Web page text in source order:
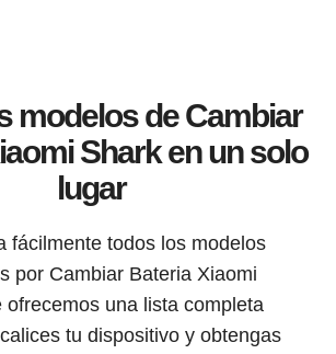
modelos de Cambiar
Shark en un solo
lugar
fácilmente todos los modelos
por Cambiar Bateria Xiaomi
ofrecemos una lista completa
tu dispositivo y obtengas